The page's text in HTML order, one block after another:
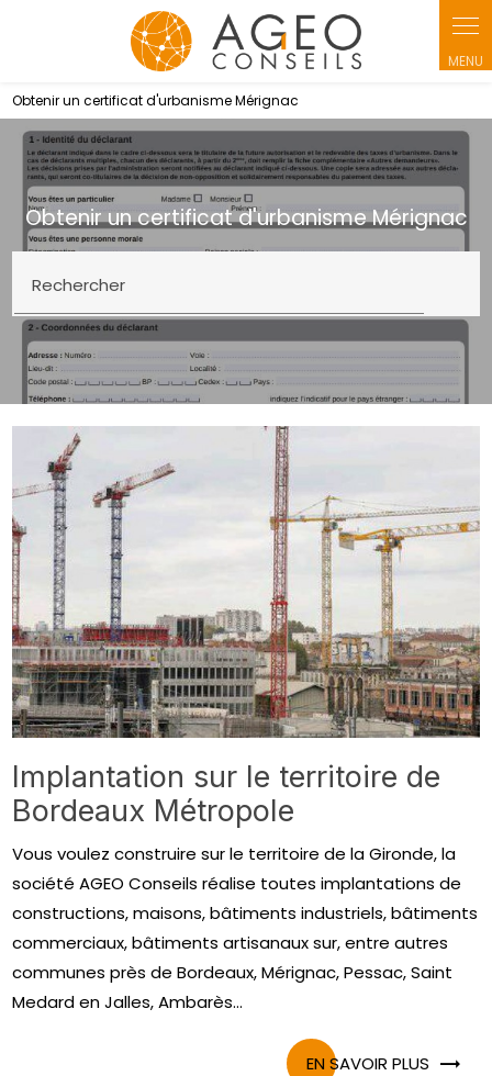
Obtenir un certificat d'urbanisme Mérignac
Obtenir un certificat d'urbanisme Mérignac
Rechercher
Implantation sur le territoire de
Bordeaux Métropole
Vous voulez construire sur le territoire de la Gironde, la
société AGEO Conseils réalise toutes implantations de
constructions, maisons, bâtiments industriels, bâtiments
commerciaux, bâtiments artisanaux sur, entre autres
communes près de Bordeaux, Mérignac, Pessac, Saint
Medard en Jalles, Ambarès...
EN SAVOIR PLUS
Panneau de gestion des cookies